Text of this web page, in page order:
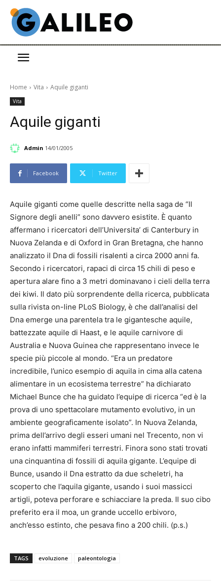
Home Vita Aquile giganti
Vita
Aquile giganti
Admin 14/01/2005
Facebook Twitter
Aquile giganti come quelle descritte nella saga de “Il
Signore degli anelli” sono davvero esistite. È quanto
affermano i ricercatori dell’Universita’ di Canterbury in
Nuova Zelanda e di Oxford in Gran Bretagna, che hanno
analizzato il Dna di fossili risalenti a circa 2000 anni fa.
Secondo i ricercatori, rapaci di circa 15 chili di peso e
apertura alare fino a 3 metri dominavano i cieli della terra
dei kiwi. Il dato più sorprendente della ricerca, pubblicata
sulla rivista on-line PLoS Biology, è che dall’analisi del
Dna emerge una parentela tra le gigantesche aquile,
battezzate aquile di Haast, e le aquile carnivore di
Australia e Nuova Guinea che rappresentano invece le
specie più piccole al mondo. “Era un predatore
incredibile, l’unico esempio di aquila in cima alla catena
alimentare in un ecosistema terrestre” ha dichiarato
Michael Bunce che ha guidato l’equipe di ricerca “ed è la
prova di uno spettacolare mutamento evolutivo, in un
ambiente geograficamente isolato”. In Nuova Zelanda,
prima dell’arrivo degli esseri umani nel Trecento, non vi
erano infatti mammiferi terrestri. Finora sono stati trovati
una cinquantina di fossili di aquila gigante. L’equipe di
Bunce, usando il Dna estratto da due scheletri, ha
scoperto che l’aquila gigante, usando i suoi massicci
artigli, poteva perforare e schiacciare la preda. Il suo cibo
preferito era il moa, un grande uccello erbivoro,
anch’esso estinto, che pesava fino a 200 chili. (p.s.)
TAGS evoluzione paleontologia